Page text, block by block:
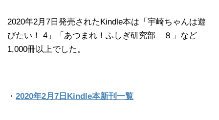
2020年2月7日発売されたKindle本は「宇崎ちゃんは遊
びたい！ 4」「あつまれ！ふしぎ研究部 ８」など
1,000冊以上でした。
・ 2020年2月7日Kindle本新刊一覧